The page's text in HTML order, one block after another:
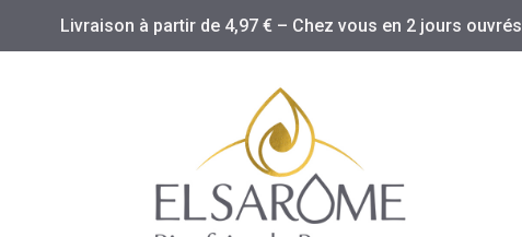
Livraison à partir de 4,97 € – Chez vous en 2 jours ouvrés